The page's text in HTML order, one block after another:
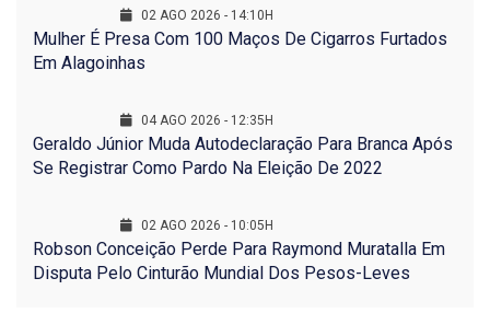
02 AGO 2026 - 14:10H
Mulher É Presa Com 100 Maços De Cigarros Furtados
Em Alagoinhas
04 AGO 2026 - 12:35H
Geraldo Júnior Muda Autodeclaração Para Branca Após
Se Registrar Como Pardo Na Eleição De 2022
02 AGO 2026 - 10:05H
Robson Conceição Perde Para Raymond Muratalla Em
Disputa Pelo Cinturão Mundial Dos Pesos-Leves